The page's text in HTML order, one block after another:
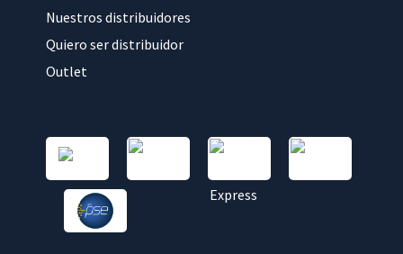
Nuestros distribuidores
Quiero ser distribuidor
Outlet